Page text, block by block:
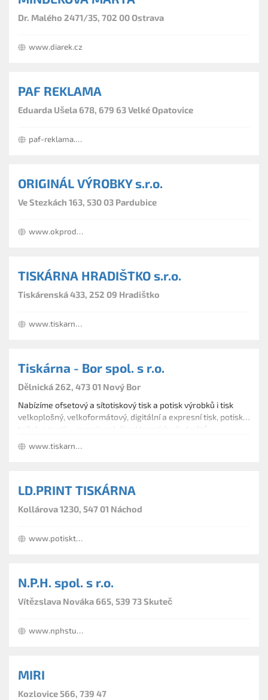
Dr. Malého 2471/35, 702 00 Ostrava
www.diarek.cz
PAF REKLAMA
Eduarda Ušela 678, 679 63 Velké Opatovice
paf-reklama.webnode.cz
ORIGINÁL VÝROBKY s.r.o.
Ve Stezkách 163, 530 03 Pardubice
www.okprodej.cz
TISKÁRNA HRADIŠTKO s.r.o.
Tiskárenská 433, 252 09 Hradištko
www.tiskarna-hradistko.cz
Tiskárna - Bor spol. s r.o.
Dělnická 262, 473 01 Nový Bor
Nabízíme ofsetový a sítotiskový tisk a potisk výrobků i tisk
velkoplošný, velkoformátový, digitální a expresní tisk, potisk
triček a textilu, samolepek či reklamních předmětů
www.tiskarna-bor.cz
LD.PRINT TISKÁRNA
Kollárova 1230, 547 01 Náchod
www.potisktricek.cz
N.P.H. spol. s r.o.
Vítězslava Nováka 665, 539 73 Skuteč
www.nphstudio.cz
MIRI
Kozlovice 566, 739 47